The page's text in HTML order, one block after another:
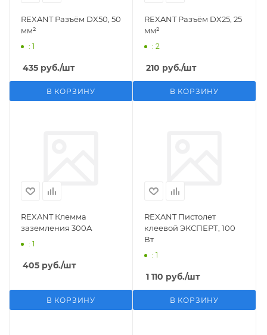
REXANT Разъём DX50, 50
мм²
: 1
435 руб./шт
В КОРЗИНУ
REXANT Разъём DX25, 25
мм²
: 2
210 руб./шт
В КОРЗИНУ
REXANT Клемма
заземления 300А
: 1
405 руб./шт
В КОРЗИНУ
REXANT Пистолет
клеевой ЭКСПЕРТ, 100
Вт
: 1
1 110 руб./шт
В КОРЗИНУ